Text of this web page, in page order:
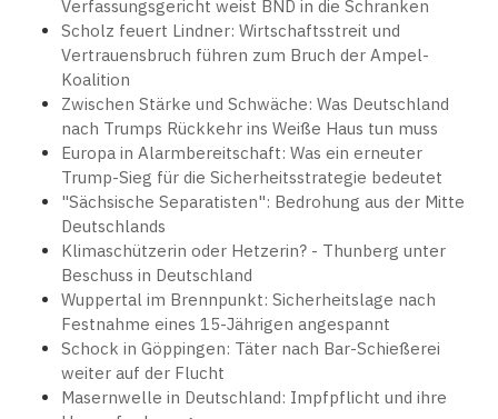
Verfassungsgericht weist BND in die Schranken
Scholz feuert Lindner: Wirtschaftsstreit und
Vertrauensbruch führen zum Bruch der Ampel-
Koalition
Zwischen Stärke und Schwäche: Was Deutschland
nach Trumps Rückkehr ins Weiße Haus tun muss
Europa in Alarmbereitschaft: Was ein erneuter
Trump-Sieg für die Sicherheitsstrategie bedeutet
"Sächsische Separatisten": Bedrohung aus der Mitte
Deutschlands
Klimaschützerin oder Hetzerin? - Thunberg unter
Beschuss in Deutschland
Wuppertal im Brennpunkt: Sicherheitslage nach
Festnahme eines 15-Jährigen angespannt
Schock in Göppingen: Täter nach Bar-Schießerei
weiter auf der Flucht
Masernwelle in Deutschland: Impfpflicht und ihre